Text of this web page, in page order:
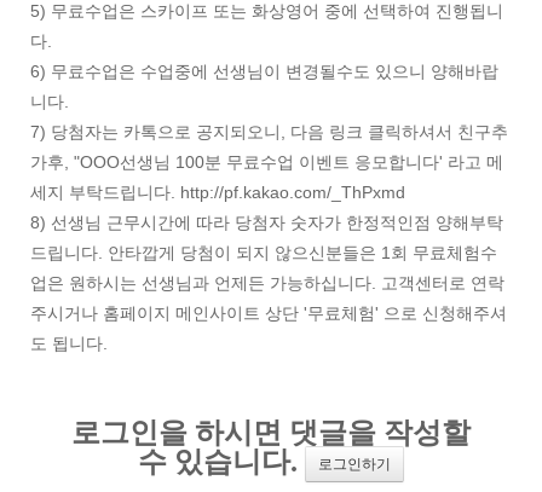
5) 무료수업은 스카이프 또는 화상영어 중에 선택하여 진행됩니
다.
6) 무료수업은 수업중에 선생님이 변경될수도 있으니 양해바랍
니다.
7) 당첨자는 카톡으로 공지되오니, 다음 링크 클릭하셔서 친구추
가후, "OOO선생님 100분 무료수업 이벤트 응모합니다' 라고 메
세지 부탁드립니다. http://pf.kakao.com/_ThPxmd
8) 선생님 근무시간에 따라 당첨자 숫자가 한정적인점 양해부탁
드립니다. 안타깝게 당첨이 되지 않으신분들은 1회 무료체험수
업은 원하시는 선생님과 언제든 가능하십니다. 고객센터로 연락
주시거나 홈페이지 메인사이트 상단 '무료체험' 으로 신청해주셔
도 됩니다.